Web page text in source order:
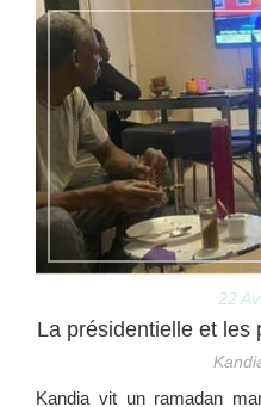
22
La présidentielle et les
Kandia vit un ramadan